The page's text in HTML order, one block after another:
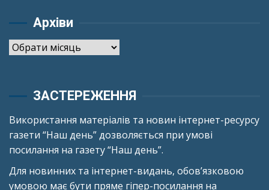
Архіви
Архіви
ЗАСТЕРЕЖЕННЯ
Використання матеріалів та новин інтернет-ресурсу
газети “Наш день” дозволяється при умові
посилання на газету “Наш день”.
Для новинних та інтернет-видань, обов’язковою
умовою має бути пряме гіпер-посилання на